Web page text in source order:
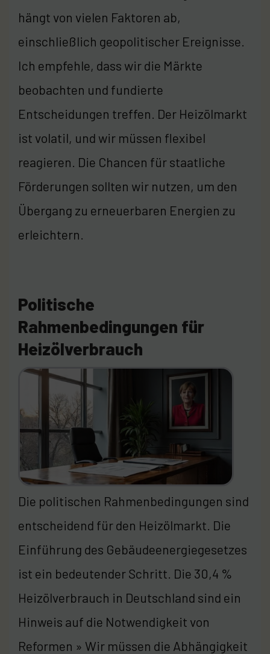
hängt von vielen Faktoren ab,
einschließlich geopolitischer Ereignisse.
Ich empfehle, dass wir die Märkte
beobachten und fundierte
Entscheidungen treffen. Der Heizölmarkt
ist volatil, und wir müssen flexibel
reagieren. Die Chancen für staatliche
Förderungen sollten wir nutzen, um den
Übergang zu erneuerbaren Energien zu
erleichtern.
Politische
Rahmenbedingungen für
Heizölverbrauch
Die politischen Rahmenbedingungen sind
entscheidend für den Heizölmarkt. Die
Einführung des Gebäudeenergiegesetzes
ist ein bedeutender Schritt. Die 30,4 %
Heizölverbrauch in Deutschland sind ein
Hinweis auf die Notwendigkeit von
Reformen » Wir müssen die Abhängigkeit